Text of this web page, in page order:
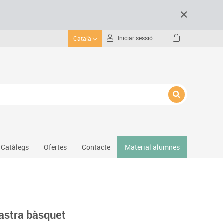
Català Iniciar sessió
Protecció esportiva
Catàlegs Ofertes Contacte Material alumnes
bàsquet